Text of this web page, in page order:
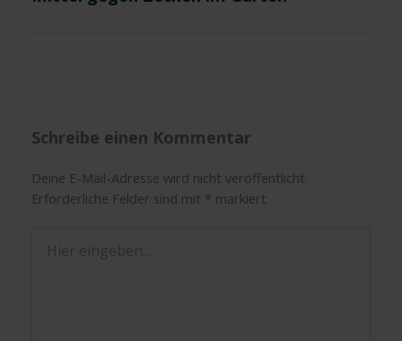
Schreibe einen Kommentar
Deine E-Mail-Adresse wird nicht veröffentlicht.
Erforderliche Felder sind mit * markiert
eingeben…